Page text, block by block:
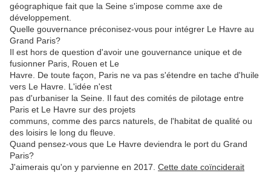
géographique fait que la Seine s'impose comme axe de
développement.
Quelle gouvernance préconisez-vous pour intégrer Le Havre au
Grand Paris?
Il est hors de question d'avoir une gouvernance unique et de
fusionner Paris, Rouen et Le
Havre. De toute façon, Paris ne va pas s'étendre en tache d'huile
vers Le Havre. L'idée n'est
pas d'urbaniser la Seine. Il faut des comités de pilotage entre
Paris et Le Havre sur des projets
communs, comme des parcs naturels, de l'habitat de qualité ou
des loisirs le long du fleuve.
Quand pensez-vous que Le Havre deviendra le port du Grand
Paris?
J'aimerais qu'on y parvienne en 2017. Cette date coïnciderait